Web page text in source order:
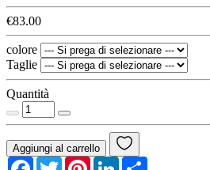
€83.00
colore
Taglie
Quantità
Aggiungi al carrello
Facebook
TwitterPinterestLinkedIn